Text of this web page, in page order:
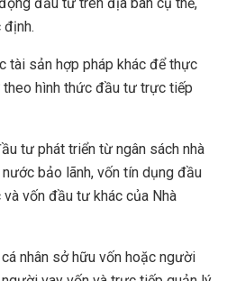
định.
tài sản hợp pháp khác để thực
hình thức đầu tư trực tiếp
tư phát triển từ ngân sách nhà
bảo lãnh, vốn tín dụng đầu
vốn đầu tư khác của Nhà
nhân sở hữu vốn hoặc người